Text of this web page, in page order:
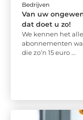
Bedrijven
Van uw
dat doet u zo!
We kennen het
abonnementen
die zo’n 15 euro ...